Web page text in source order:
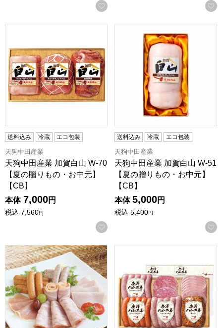
お気に入りに登録する
送料込み 冷蔵 エコ包装
天狗中田産業
天狗中田産業 加賀白山 W-70
【夏の贈りもの・お中元】
【CB】
本体 7,000円
税込 7,560円
お気に入りに登録する
送料込み 冷蔵 エコ包装
天狗中田産業
天狗中田産業 加賀白山 W-51
【夏の贈りもの・お中元】
【CB】
本体 5,000円
税込 5,400円
信州ハム 軽井沢8点詰合せギフト【夏の贈りもの・お中元】